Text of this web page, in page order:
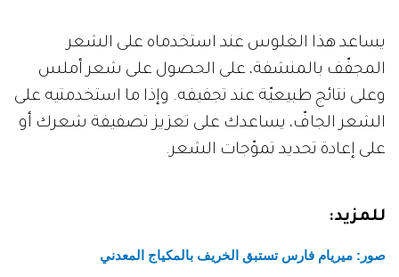
يساعد هذا الغلوس عند استخدماه على الشعر
المجفّف بالمنشفة، على الحصول على شعر أملس
وعلى نتائج طبيعيّة عند تجفيفه. وإذا ما استخدمتيه على
الشعر الجافّ، يساعدك على تعزيز تصفيفة شعرك أو
على إعادة تحديد تموّجات الشعر.
للمزيد:
صور: ميريام فارس تستبق الخريف بالمكياج المعدني